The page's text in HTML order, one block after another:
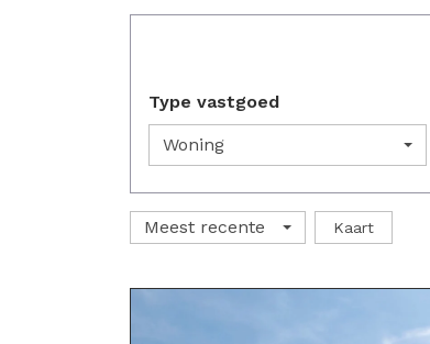
Type vastgoed
Woning
Meest recente Kaart